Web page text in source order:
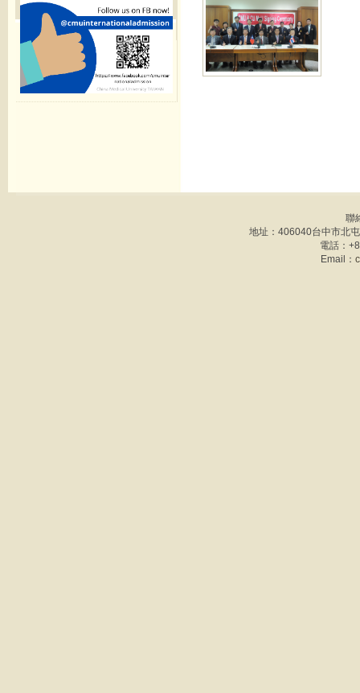
聯
地址：406040台中市北
電話：
Email：